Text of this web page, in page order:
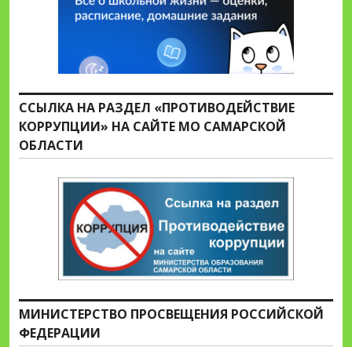
ССЫЛКА НА РАЗДЕЛ «ПРОТИВОДЕЙСТВИЕ
КОРРУПЦИИ» НА САЙТЕ МО САМАРСКОЙ
ОБЛАСТИ
МИНИСТЕРСТВО ПРОСВЕЩЕНИЯ РОССИЙСКОЙ
ФЕДЕРАЦИИ